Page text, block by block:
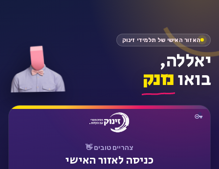
צהריים טובים 👋
כניסה לאזור האישי
האזור האישי של תלמידי זינוק
יאללה,
בואונזנק